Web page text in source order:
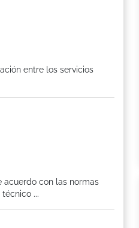
entre los servicios
acuerdo con las normas
...